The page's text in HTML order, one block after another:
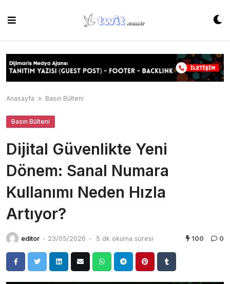
content
Anasayfa » Basın Bülteni
Basın Bülteni
Dijital Güvenlikte Yeni
Dönem: Sanal Numara
Kullanımı Neden Hızla
Artıyor?
editor - 23/05/2026 - 5 dk okuma süresi 100 0